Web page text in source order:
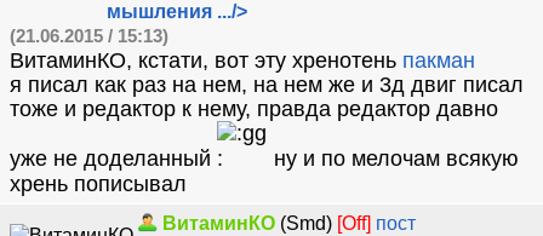
мышления .../>
(21.06.2015 / 15:13)
ВитаминКО, кстати, вот эту хренотень пакман
я писал как раз на нем, на нем же и 3д двиг писал
тоже и редактор к нему, правда редактор давно
уже не доделанный
ну и по мелочам всякую
хрень пописывал
ВитаминКО (Smd) [Off] пост